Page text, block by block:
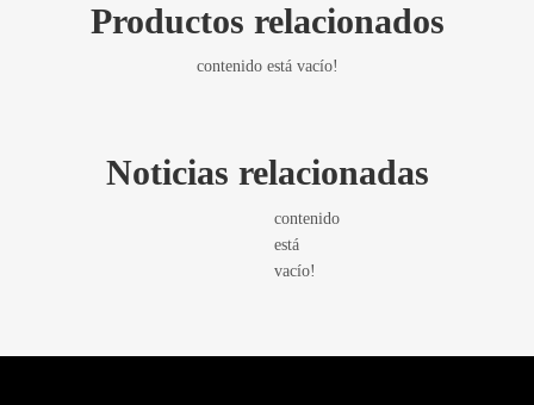
Productos relacionados
contenido está vacío!
Noticias relacionadas
contenido
está
vacío!